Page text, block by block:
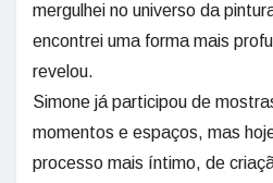
mergulhei no universo da
encontrei uma forma mais
revelou.
Simone já participou de
momentos e espaços, mas
processo mais íntimo, de